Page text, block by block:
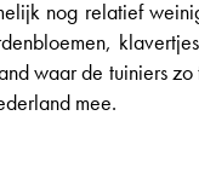
nog relatief
waar de tuiniers
mee.